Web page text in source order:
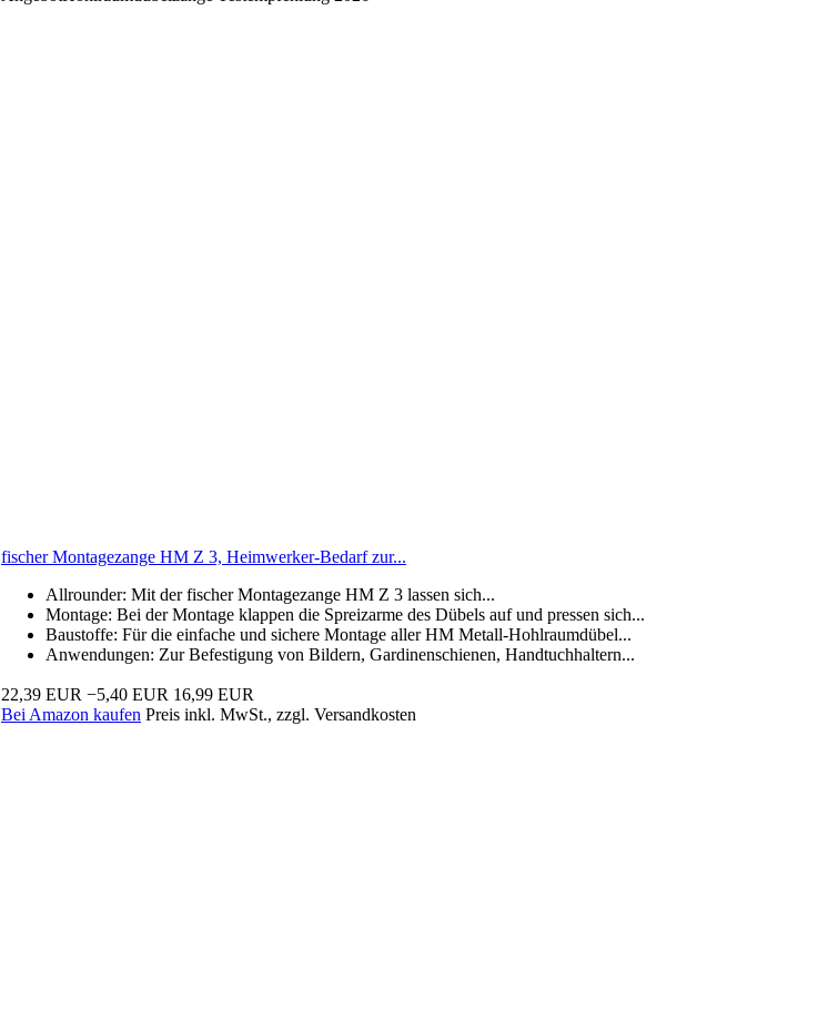
fischer Montagezange HM Z 3, Heimwerker-Bedarf zur...
Allrounder: Mit der fischer Montagezange HM Z 3 lassen sich...
Montage: Bei der Montage klappen die Spreizarme des Dübels auf und pressen sich...
Baustoffe: Für die einfache und sichere Montage aller HM Metall-Hohlraumdübel...
Anwendungen: Zur Befestigung von Bildern, Gardinenschienen, Handtuchhaltern...
22,39 EUR −5,40 EUR 16,99 EUR
Bei Amazon kaufen Preis inkl. MwSt., zzgl. Versandkosten